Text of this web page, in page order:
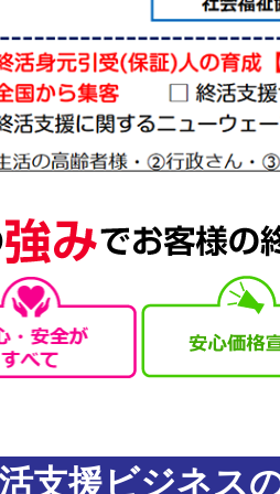
支援ビジネス